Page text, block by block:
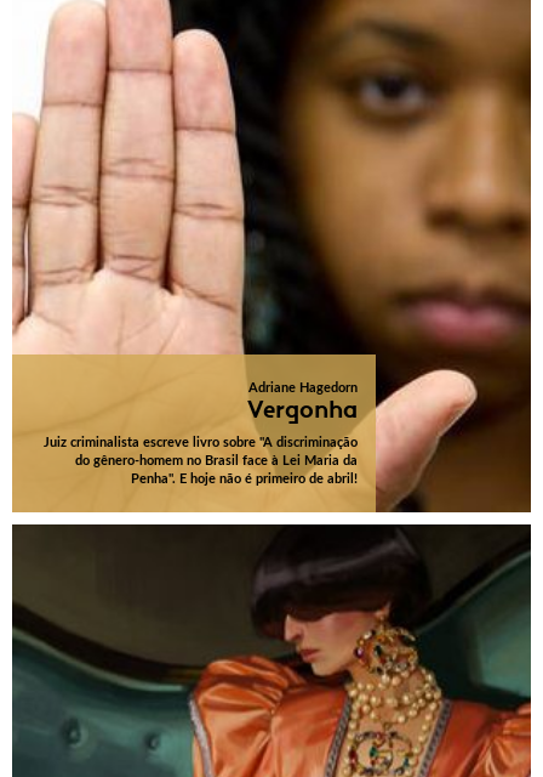
Adriane Hagedorn
Vergonha
Juiz criminalista escreve livro sobre "A discriminação
do gênero-homem no Brasil face à Lei Maria da
Penha". E hoje não é primeiro de abril!